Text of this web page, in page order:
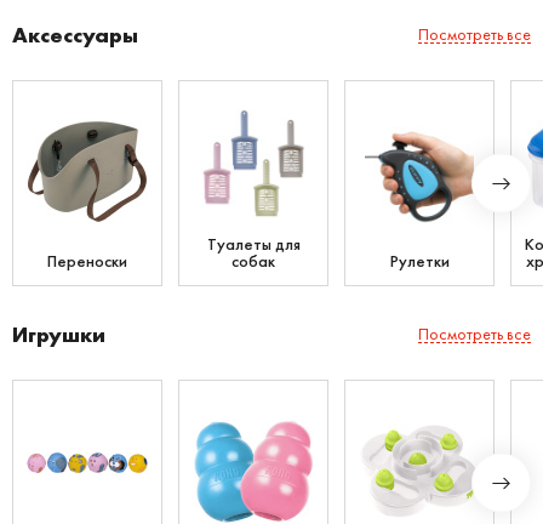
Аксессуары Посмотреть все
Переноски
Туалеты для
собак Рулетки
Игрушки Посмотреть все